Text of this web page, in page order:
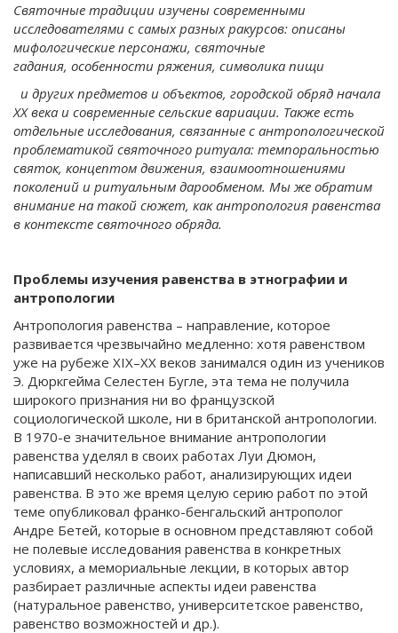
Святочные традиции изучены современными
исследователями с самых разных ракурсов: описаны
мифологические персонажи, святочные
гадания, особенности ряжения, символика пищи
и других предметов и объектов, городской обряд начала
XXвека и современные сельские вариации. Также есть
отдельные исследования, связанные с антропологической
проблематикой святочного ритуала: темпоральностью
святок, концептом движения, взаимоотношениями
поколений и ритуальным дарообменом. Мы же обратим
внимание на такой сюжет, как антропология равенства
в контексте святочного обряда.
Проблемы изучения равенства в этнографии и
антропологии
Антропология равенства – направление, которое
развивается чрезвычайно медленно: хотя равенством
уже на рубеже XIX–XX веков занимался один из учеников
Э. Дюркгейма Селестен Бугле, эта тема не получила
широкого признания ни во французской
социологической школе, ни в британской антропологии.
В 1970-е значительное внимание антропологии
равенства уделял в своих работах Луи Дюмон,
написавший несколько работ, анализирующих идеи
равенства. В это же время целую серию работ по этой
теме опубликовал франко-бенгальский антрополог
Андре Бетей, которые в основном представляют собой
не полевые исследования равенства в конкретных
условиях, а мемориальные лекции, в которых автор
разбирает различные аспекты идеи равенства
(натуральное равенство, университетское равенство,
равенство возможностей и др.).